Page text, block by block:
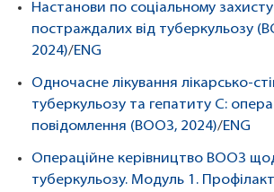
Настанови по соціальному
постраждалих від туберкульозу
2024)/ENG
Одночасне лікування лікарсько-
туберкульозу та гепатиту C:
повідомлення (ВООЗ, 2024)/ENG
Операційне керівництво ВООЗ
туберкульозу. Модуль 1.